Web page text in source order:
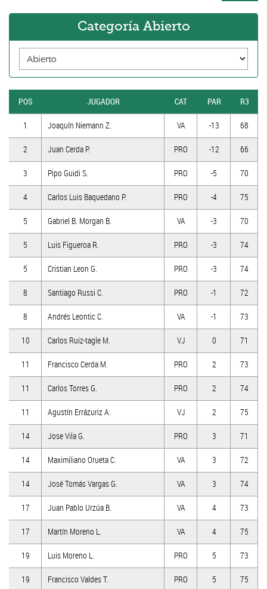
Categoría Abierto
POS JUGADOR CAT PAR R3
1 Joaquín Niemann Z. VA -13 68
2 Juan Cerda P. PRO -12 66
3 Pipo Guidi S. PRO -5 70
4 Carlos Luis Baquedano P. PRO -4 75
5 Gabriel B. Morgan B. VA -3 70
5 Luis Figueroa R. PRO -3 74
5 Cristian Leon G. PRO -3 74
8 Santiago Russi C. PRO -1 72
8 Andrés Leontic C. VA -1 73
10 Carlos Ruiz-tagle M. VJ 0 71
11 Francisco Cerda M. PRO 2 73
11 Carlos Torres G. PRO 2 74
11 Agustín Errázuriz A. VJ 2 75
14 Jose Vila G. PRO 3 71
14 Maximiliano Orueta C. VA 3 72
14 José Tomás Vargas G. VA 3 74
17 Juan Pablo Urzúa B. VA 4 73
17 Martín Moreno L. VA 4 75
19 Luis Moreno L. PRO 5 73
19 Francisco Valdes T. PRO 5 75